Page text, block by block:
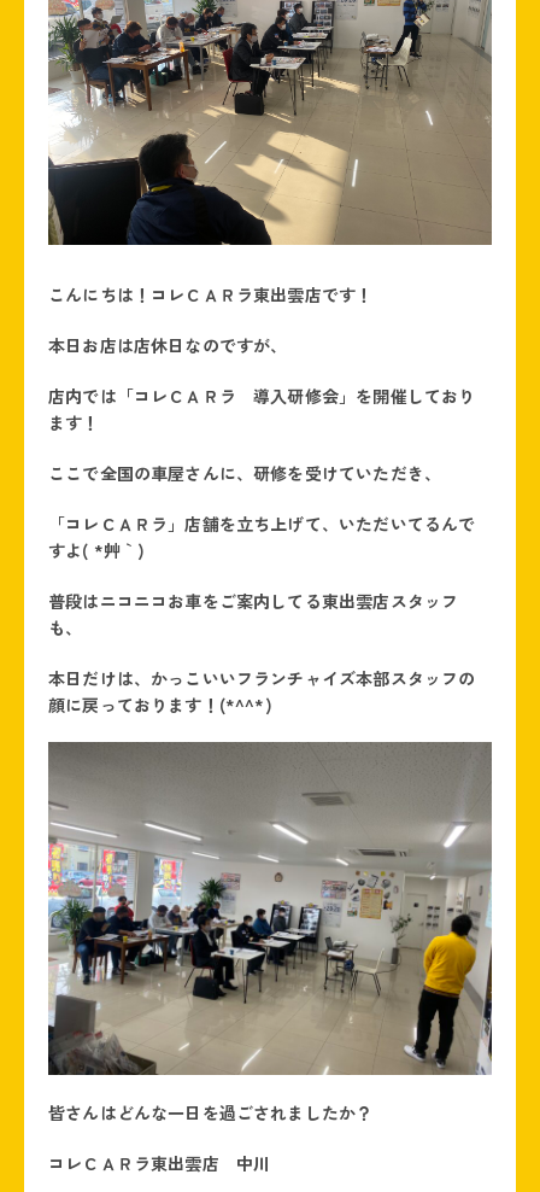
こんにちは！コレＣＡＲラ東出雲店です！
本日お店は店休日なのですが、
店内では「コレＣＡＲラ 導入研修会」を開催しており
ます！
ここで全国の車屋さんに、研修を受けていただき、
「コレＣＡＲラ」店舗を立ち上げて、いただいてるんで
すよ( *´艸｀)
普段はニコニコお車をご案内してる東出雲店スタッフ
も、
本日だけは、かっこいいフランチャイズ本部スタッフの
顔に戻っております！(*^^*)
皆さんはどんな一日を過ごされましたか？
コレＣＡＲラ東出雲店 中川